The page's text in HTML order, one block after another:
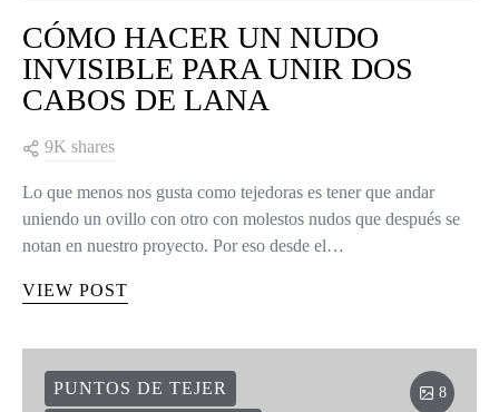
CÓMO HACER UN NUDO
INVISIBLE PARA UNIR DOS
CABOS DE LANA
9K shares
Lo que menos nos gusta como tejedoras es tener que andar
uniendo un ovillo con otro con molestos nudos que después se
notan en nuestro proyecto. Por eso desde el…
VIEW POST
PUNTOS DE TEJER
8